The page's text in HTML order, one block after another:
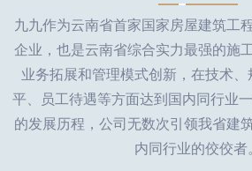
九九作为云南省首家国家房屋建筑工
企业，也是云南省综合实力最强的施
业务拓展和管理模式创新，在技术
平、员工待遇等方面达到国内同行业
的发展历程，公司无数次引领我省建
内同行业的佼佼者